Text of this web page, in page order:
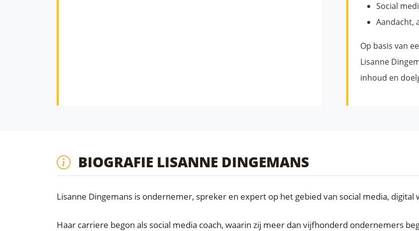
Social
Aandacht,
Op basis van
Lisanne
inhoud en
BIOGRAFIE LISANNE DINGEMANS
Lisanne Dingemans is ondernemer, spreker en expert op het gebied van social media, digital
Haar carriere begon als social media coach, waarin zij meer dan vijfhonderd ondernemers